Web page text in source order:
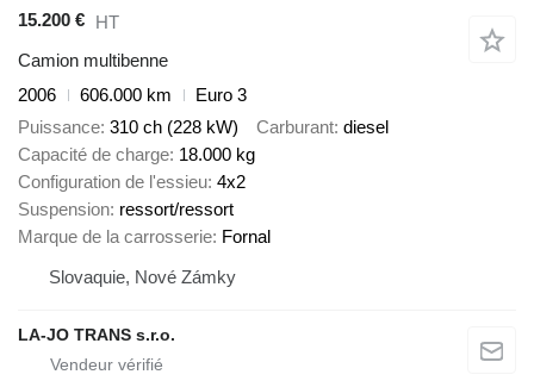
15.200 € HT
Camion multibenne
2006
606.000 km
Euro 3
Puissance 310 ch (228 kW) Carburant diesel
Capacité de charge 18.000 kg
Configuration de l'essieu 4x2
Suspension ressort/ressort
Marque de la carrosserie Fornal
Slovaquie, Nové Zámky
LA-JO TRANS s.r.o.